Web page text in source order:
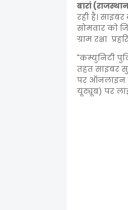
बारां
रही है।
सोमवार को
ग्राम रक्षा
"कम्युनिटी
तहत साइबर
पर ऑनलाइन
यूट्यूब) पर